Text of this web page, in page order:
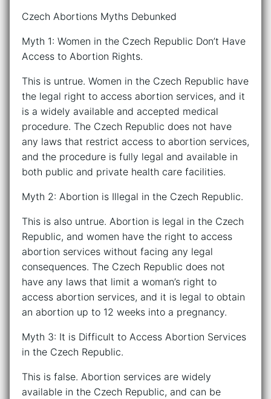
Czech Abortions Myths Debunked
Myth 1: Women in the Czech Republic Don’t Have
Access to Abortion Rights.
This is untrue. Women in the Czech Republic have
the legal right to access abortion services, and it
is a widely available and accepted medical
procedure. The Czech Republic does not have
any laws that restrict access to abortion services,
and the procedure is fully legal and available in
both public and private health care facilities.
Myth 2: Abortion is Illegal in the Czech Republic.
This is also untrue. Abortion is legal in the Czech
Republic, and women have the right to access
abortion services without facing any legal
consequences. The Czech Republic does not
have any laws that limit a woman’s right to
access abortion services, and it is legal to obtain
an abortion up to 12 weeks into a pregnancy.
Myth 3: It is Difficult to Access Abortion Services
in the Czech Republic.
This is false. Abortion services are widely
available in the Czech Republic, and can be